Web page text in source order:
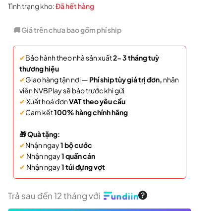
gốc
là:
3.780.000 ₫.
hiện
tại
là:
3.590.000 ₫.
Tình trạng kho:Đã hết hàng
🚚 Giá trên chưa bao gồm phí ship
✔Bảo hành theo nhà sản xuất2- 3 tháng tuỳ
thương hiệu
✔Giao hàng tận nơi — Phí ship tùy giá trị đơn, nhân
viên NVBPlay sẽ báo trước khi gửi
✔ Xuất hoá đơnVAT theo yêu cầu
✔Cam kết100% hàng chính hãng
🎁 Quà tặng:
✔Nhận ngay1 bộ cước
✔ Nhận ngay1 quấn cán
✔ Nhận ngay1 túi đựng vợt
Trả sau đến 12 tháng với